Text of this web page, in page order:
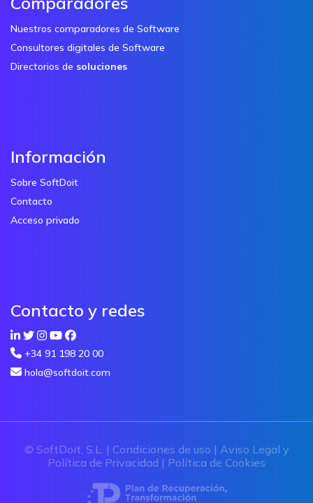
Nuestros comparadores de Software
Consultores digitales de Software
Directorios de soluciones
Información
Sobre SoftDoit
Contacto
Acceso privado
Contacto y redes
+34 91 198 20 00
hola@softdoit.com
© SoftDoit, S.L. | Condiciones de uso | Aviso Legal y
Política de Privacidad | Política de Cookies